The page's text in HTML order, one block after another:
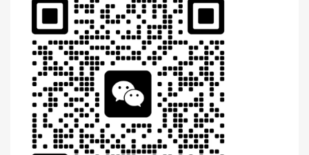
WeChat 微信互動